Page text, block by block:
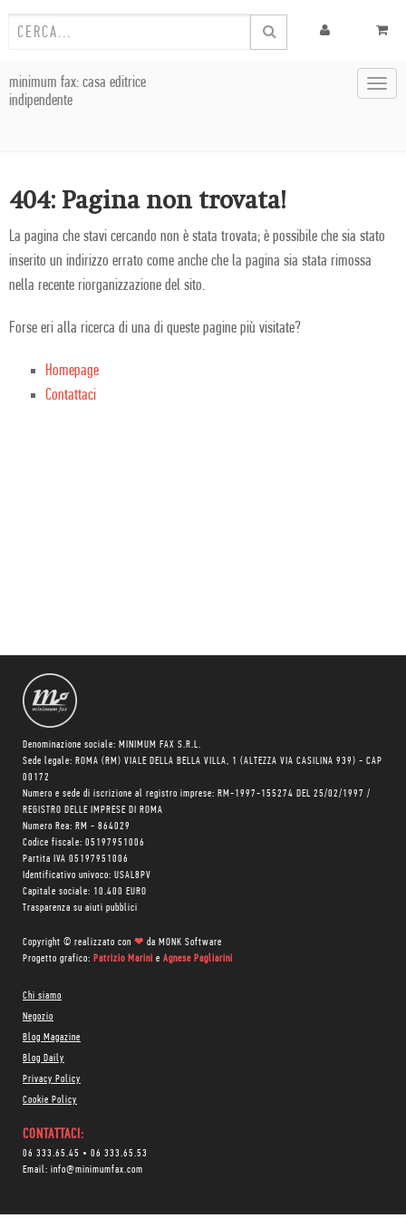
minimum fax: casa editrice
indipendente
404: Pagina non trovata!
La pagina che stavi cercando non è stata trovata; è possibile che sia stato
inserito un indirizzo errato come anche che la pagina sia stata rimossa
nella recente riorganizzazione del sito.
Forse eri alla ricerca di una di queste pagine più visitate?
Homepage
Contattaci
Denominazione sociale: MINIMUM FAX S.R.L.
Sede legale: ROMA (RM) VIALE DELLA BELLA VILLA, 1 (ALTEZZA VIA CASILINA 939) - CAP
00172
Numero e sede di iscrizione al registro imprese: RM-1997-155274 DEL 25/02/1997 /
REGISTRO DELLE IMPRESE DI ROMA
Numero Rea: RM - 864029
Codice fiscale: 05197951006
Partita IVA 05197951006
Identificativo univoco: USAL8PV
Capitale sociale: 10.400 EURO
Trasparenza su aiuti pubblici
Copyright © realizzato con ❤ da MONK Software
Progetto grafico: Patrizio Marini e Agnese Pagliarini
Chi siamo
Negozio
Blog Magazine
Blog Daily
Privacy Policy
Cookie Policy
CONTATTACI:
06 333.65.45 • 06 333.65.53
Email: info@minimumfax.com